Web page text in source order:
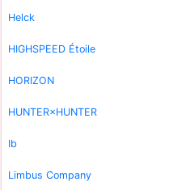
Helck
HIGHSPEED Étoile
HORIZON
HUNTER×HUNTER
Ib
Limbus Company